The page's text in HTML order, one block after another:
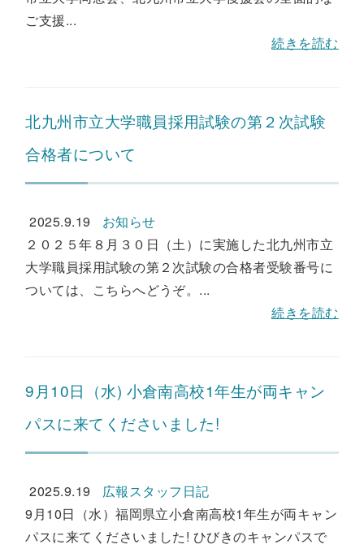
ご支援...
続きを読む
北九州市立大学職員採用試験の第２次試験
合格者について
2025.9.19
お知らせ
２０２５年８月３０日（土）に実施した北九州市立
大学職員採用試験の第２次試験の合格者受験番号に
ついては、こちらへどうぞ。...
続きを読む
9月10日（水) 小倉南高校1年生が両キャン
パスに来てくださいました!
2025.9.19
広報スタッフ日記
9月10日（水）福岡県立小倉南高校1年生が両キャン
パスに来てくださいました! ひびきのキャンパスで